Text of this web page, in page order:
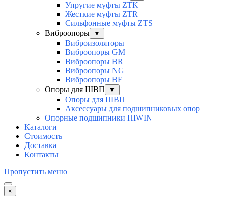
Упругие муфты ZTK
Жесткие муфты ZTR
Сильфонные муфты ZTS
Виброопоры
▼
Виброизоляторы
Виброопоры GM
Виброопоры BR
Виброопоры NG
Виброопоры BF
Опоры для ШВП
▼
Опоры для ШВП
Аксессуары для подшипниковых опор
Опорные подшипники HIWIN
Каталоги
Стоимость
Доставка
Контакты
Пропустить меню
×